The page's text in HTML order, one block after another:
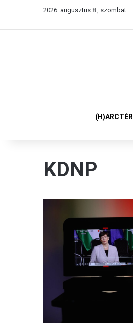
2026. augusztus 8., szombat
(H)ARCTÉR
KDNP